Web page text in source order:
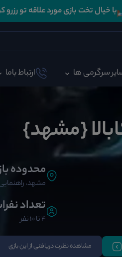
با خیال تخت بازی مورد علاقه تو رزرو
سرگرمی ها ارتباط باما
{مشهد}
محدوده
مشهد، راهنمایی
تعداد
4 تا 10 نفر
مشاهده نظرت دریافتی از این بازی